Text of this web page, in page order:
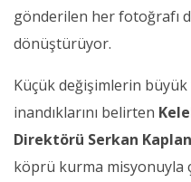
gönderilen her fotoğrafı
dönüştürüyor.
Küçük değişimlerin
inandıklarını belirten
Direktörü Serkan
köprü kurma misyonuyla